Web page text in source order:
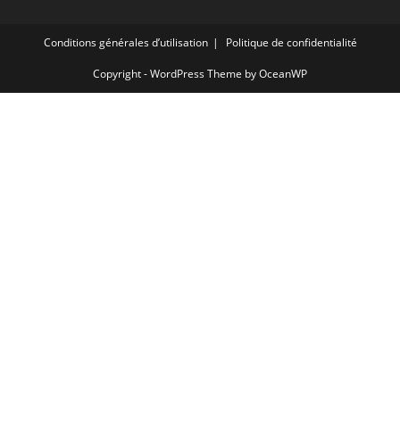
Conditions générales d’utilisation Politique de confidentialité
Copyright - WordPress Theme by OceanWP